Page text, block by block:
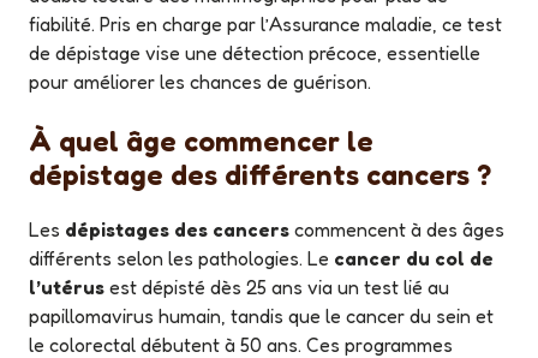
fiabilité. Pris en charge par l’Assurance maladie, ce test
de dépistage vise une détection précoce, essentielle
pour améliorer les chances de guérison.
À quel âge commencer le
dépistage des différents cancers ?
Les dépistages des cancers commencent à des âges
différents selon les pathologies. Le cancer du col de
l’utérus est dépisté dès 25 ans via un test lié au
papillomavirus humain, tandis que le cancer du sein et
le colorectal débutent à 50 ans. Ces programmes